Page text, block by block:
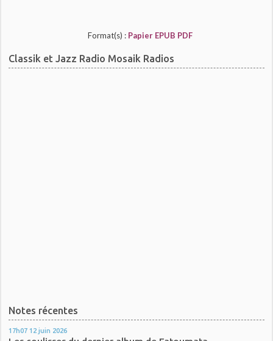
Format(s) : Papier EPUB PDF
Classik et Jazz Radio Mosaik Radios
Notes récentes
17h07 12 juin 2026